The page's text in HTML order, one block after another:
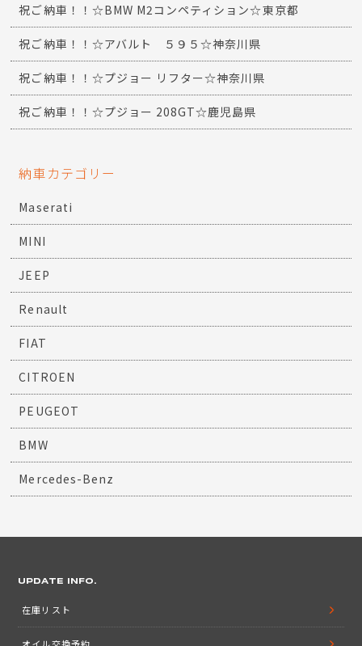
祝ご納車！！☆BMW M2コンペティション☆東京都
祝ご納車！！☆アバルト ５９５☆神奈川県
祝ご納車！！☆プジョー リフター☆神奈川県
祝ご納車！！☆プジョー 208GT☆鹿児島県
納車カテゴリー
Maserati
MINI
JEEP
Renault
FIAT
CITROEN
PEUGEOT
BMW
Mercedes-Benz
UPDATE INFO.
在庫リスト
オイル交換予約